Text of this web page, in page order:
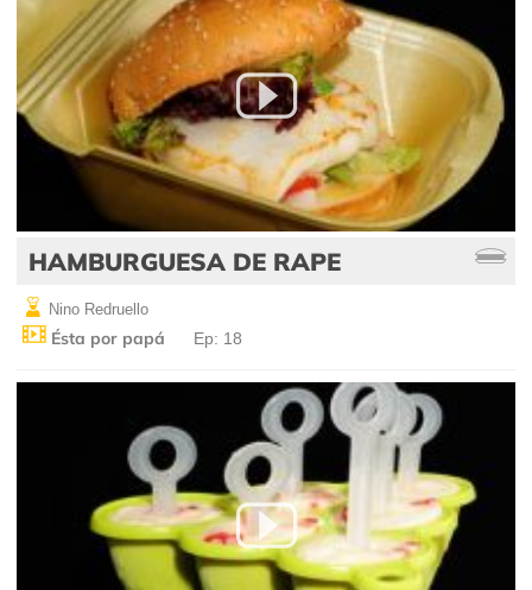
HAMBURGUESA DE RAPE
Nino Redruello
Ésta por papá Ep: 18